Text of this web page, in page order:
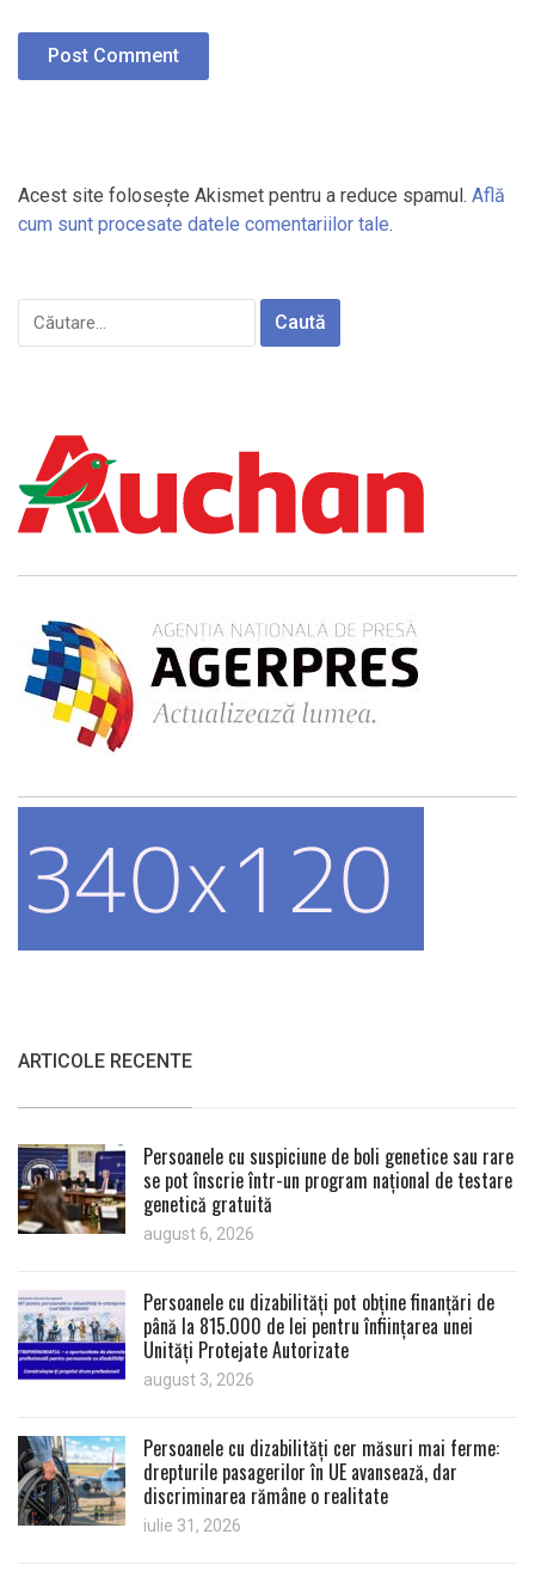
Acest site folosește Akismet pentru a reduce spamul. Află
cum sunt procesate datele comentariilor tale.
Caută
ARTICOLE RECENTE
Persoanele cu suspiciune de boli genetice sau rare
se pot înscrie într-un program național de testare
genetică gratuită
august 6, 2026
Persoanele cu dizabilități pot obține finanțări de
până la 815.000 de lei pentru înființarea unei
Unități Protejate Autorizate
august 3, 2026
Persoanele cu dizabilități cer măsuri mai ferme:
drepturile pasagerilor în UE avansează, dar
discriminarea rămâne o realitate
iulie 31, 2026